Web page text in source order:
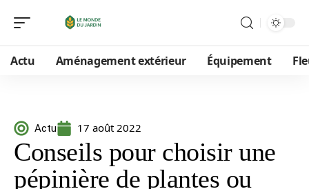
Actu Aménagement extérieur Équipement
Actu 17 août 2022
Conseils pour choisir une
pépinière de plantes ou